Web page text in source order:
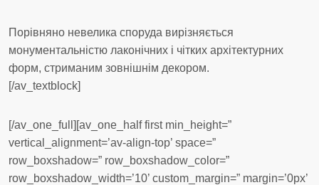
Порівняно невелика споруда вирізняється
монументальністю лаконічних і чітких архітектурних
форм, стриманим зовнішнім декором.
[/av_textblock]
[/av_one_full][av_one_half first min_height=”
vertical_alignment=’av-align-top’ space=”
row_boxshadow=” row_boxshadow_color=”
row_boxshadow_width=’10’ custom_margin=” margin=’0px’